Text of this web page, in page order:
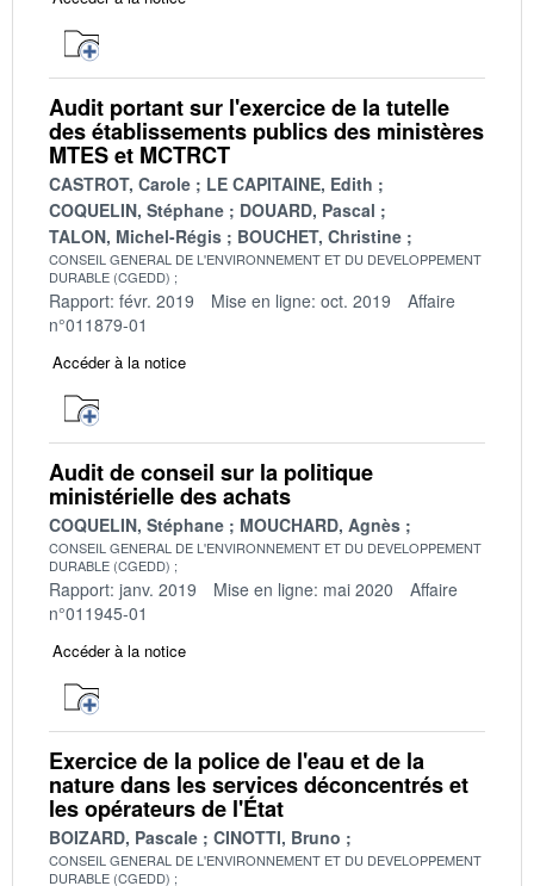
Audit portant sur l'exercice de la tutelle
des établissements publics des ministères
MTES et MCTRCT
CASTROT, Carole
LE CAPITAINE, Edith
COQUELIN, Stéphane
DOUARD, Pascal
TALON, Michel-Régis
BOUCHET, Christine
CONSEIL GENERAL DE L'ENVIRONNEMENT ET DU DEVELOPPEMENT
DURABLE (CGEDD)
Rapport: févr. 2019 Mise en ligne: oct. 2019
Affaire
n°011879-01
Accéder à la notice
Audit de conseil sur la politique
ministérielle des achats
COQUELIN, Stéphane MOUCHARD, Agnès
CONSEIL GENERAL DE L'ENVIRONNEMENT ET DU DEVELOPPEMENT
DURABLE (CGEDD)
Rapport: janv. 2019 Mise en ligne: mai 2020
Affaire
n°011945-01
Accéder à la notice
Exercice de la police de l'eau et de la
nature dans les services déconcentrés et
les opérateurs de l'État
BOIZARD, Pascale CINOTTI, Bruno
CONSEIL GENERAL DE L'ENVIRONNEMENT ET DU DEVELOPPEMENT
DURABLE (CGEDD)